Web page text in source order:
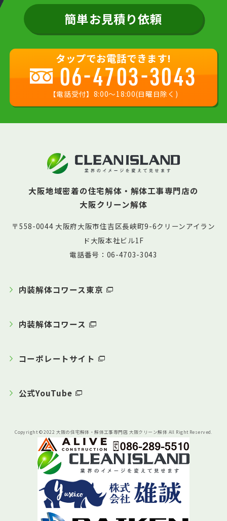
簡単お見積り依頼
タップでお電話できます!
06-4703-3043
【電話受付】8:00〜18:00(日曜日除く)
大阪地域密着の住宅解体・解体工事専門店の
大阪クリーン解体
〒558-0044 大阪府大阪市住吉区長峡町9-6クリーンアイラン
ド大阪本社ビル1F
電話番号：06-4703-3043
内装解体コワース東京
内装解体コワース
コーポレートサイト
公式YouTube
Copyright © 2022 大阪の住宅解体・解体工事専門店 大阪クリーン解体 All Right Reserved.